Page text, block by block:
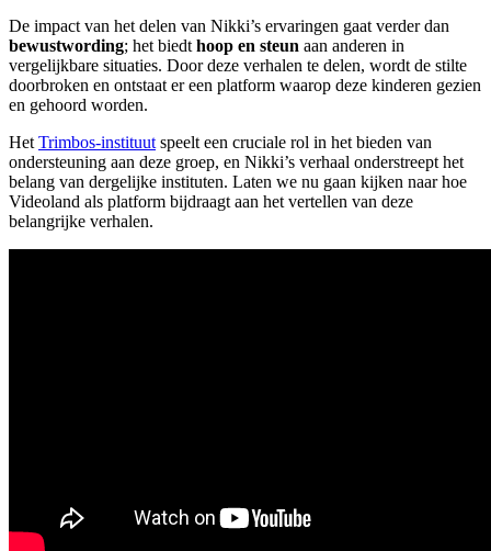
De impact van het delen van Nikki’s ervaringen gaat verder dan
bewustwording; het biedt hoop en steun aan anderen in
vergelijkbare situaties. Door deze verhalen te delen, wordt de stilte
doorbroken en ontstaat er een platform waarop deze kinderen gezien
en gehoord worden.
Het Trimbos-instituut speelt een cruciale rol in het bieden van
ondersteuning aan deze groep, en Nikki’s verhaal onderstreept het
belang van dergelijke instituten. Laten we nu gaan kijken naar hoe
Videoland als platform bijdraagt aan het vertellen van deze
belangrijke verhalen.